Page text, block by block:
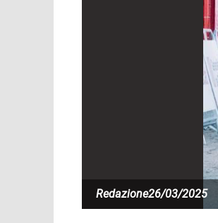
Redazione26/03/2025